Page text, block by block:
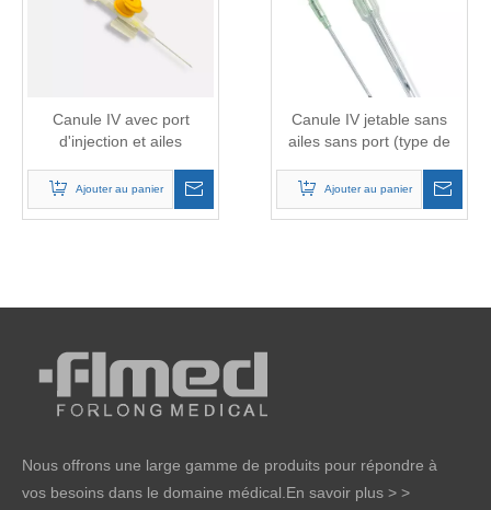
Canule IV avec port
d'injection et ailes
Ajouter au panier
Canule IV jetable sans
ailes sans port (type de
Ajouter au panier
Nous offrons une large gamme de produits pour répondre à
vos besoins dans le domaine médical. En savoir plus > >